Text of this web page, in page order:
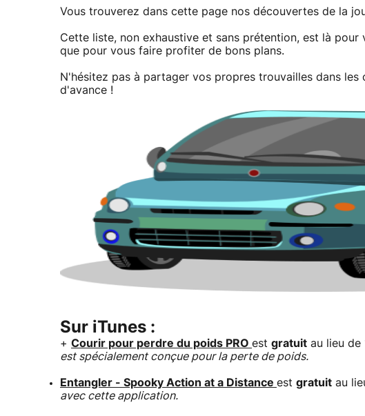
Vous trouverez dans cette page nos découvertes de la
Cette liste, non exhaustive et sans prétention, est là
que pour vous faire profiter de bons plans.
N'hésitez pas à partager vos propres trouvailles dans
d'avance !
Sur iTunes :
+ Courir pour perdre du poids PRO est gratuit au lieu de
est spécialement conçue pour la perte de poids.
Entangler - Spooky Action at a Distance est gratuit au
avec cette application.